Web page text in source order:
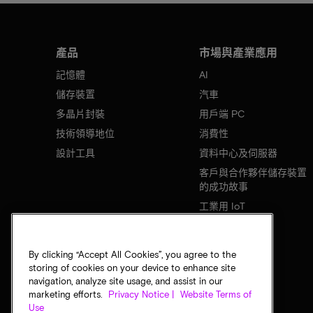
產品
記憶體
儲存裝置
多晶片封裝
技術領導地位
設計工具
市場與產業應用
AI
汽車
用戶端 PC
消費性
資料中心及伺服器
客戶與合作夥伴儲存裝置
的成功故事
工業用 IoT
By clicking “Accept All Cookies”, you agree to the
storing of cookies on your device to enhance site
navigation, analyze site usage, and assist in our
marketing efforts.
Privacy Notice |
Website Terms of
Use